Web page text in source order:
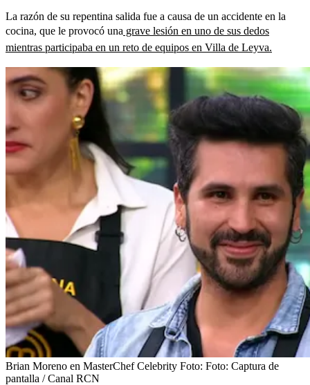
La razón de su repentina salida fue a causa de un accidente en la
cocina, que le provocó una grave lesión en uno de sus dedos
mientras participaba en un reto de equipos en Villa de Leyva.
Brian Moreno en MasterChef Celebrity Foto: Foto: Captura de
pantalla / Canal RCN